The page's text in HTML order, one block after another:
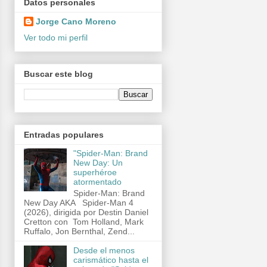
Datos personales
Jorge Cano Moreno
Ver todo mi perfil
Buscar este blog
Entradas populares
"Spider-Man: Brand
New Day: Un
superhéroe
atormentado
Spider-Man: Brand
New Day AKA Spider-Man 4
(2026), dirigida por Destin Daniel
Cretton con Tom Holland, Mark
Ruffalo, Jon Bernthal, Zend...
Desde el menos
carismático hasta el